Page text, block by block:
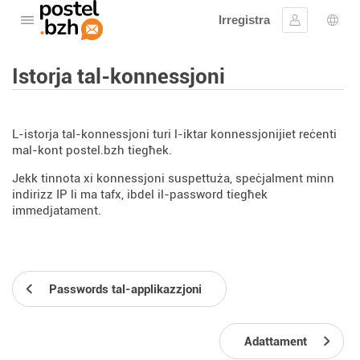
Tiftaħ il-menu
Irregistra
Sinjal
Istorja tal-konnessjoni
L-istorja tal-konnessjoni turi l-iktar konnessjonijiet reċenti
mal-kont postel.bzh tiegħek.
Jekk tinnota xi konnessjoni suspettuża, speċjalment minn
indirizz IP li ma tafx, ibdel il-password tiegħek
immedjatament.
Passwords tal-applikazzjoni
Adattament